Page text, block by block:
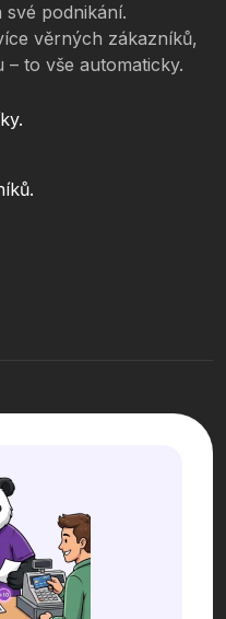
své podnikání.
věrných zákazníků,
to vše automaticky.